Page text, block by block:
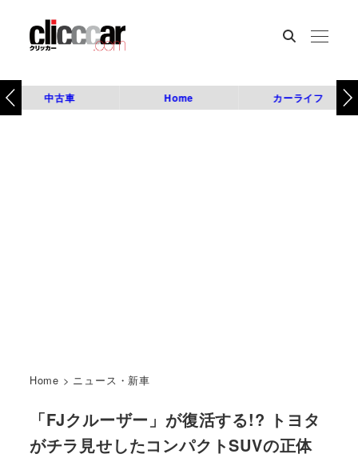
中古車 Home カーライフ
Home > ニュース・新車
「FJクルーザー」が復活する!? トヨタ
がチラ見せしたコンパクトSUVの正体